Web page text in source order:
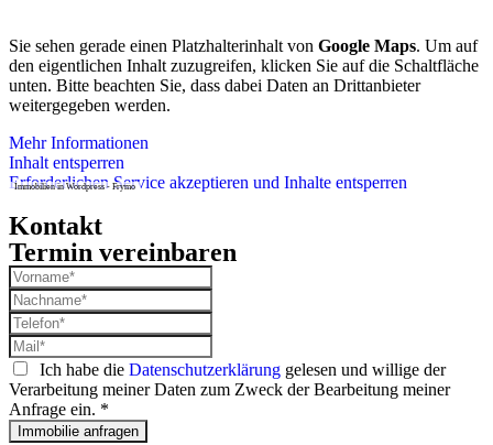
Sie sehen gerade einen Platzhalterinhalt von Google Maps. Um auf
den eigentlichen Inhalt zuzugreifen, klicken Sie auf die Schaltfläche
unten. Bitte beachten Sie, dass dabei Daten an Drittanbieter
weitergegeben werden.
Mehr Informationen
Inhalt entsperren
Erforderlichen Service akzeptieren und Inhalte entsperren
Immobilien in Wordpress - Frymo
Kontakt
Termin vereinbaren
Ich habe die Datenschutzerklärung gelesen und willige der
Verarbeitung meiner Daten zum Zweck der Bearbeitung meiner
Anfrage ein. *
Immobilie anfragen